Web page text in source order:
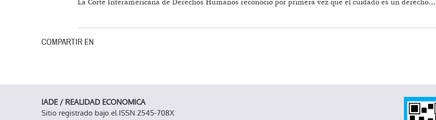
La Corte Interamericana de Derechos Humanos reconoció por primera vez que el cuidado es un derecho...
COMPARTIR EN
IADE / REALIDAD ECONOMICA
Sitio registrado bajo el ISSN 2545-708X